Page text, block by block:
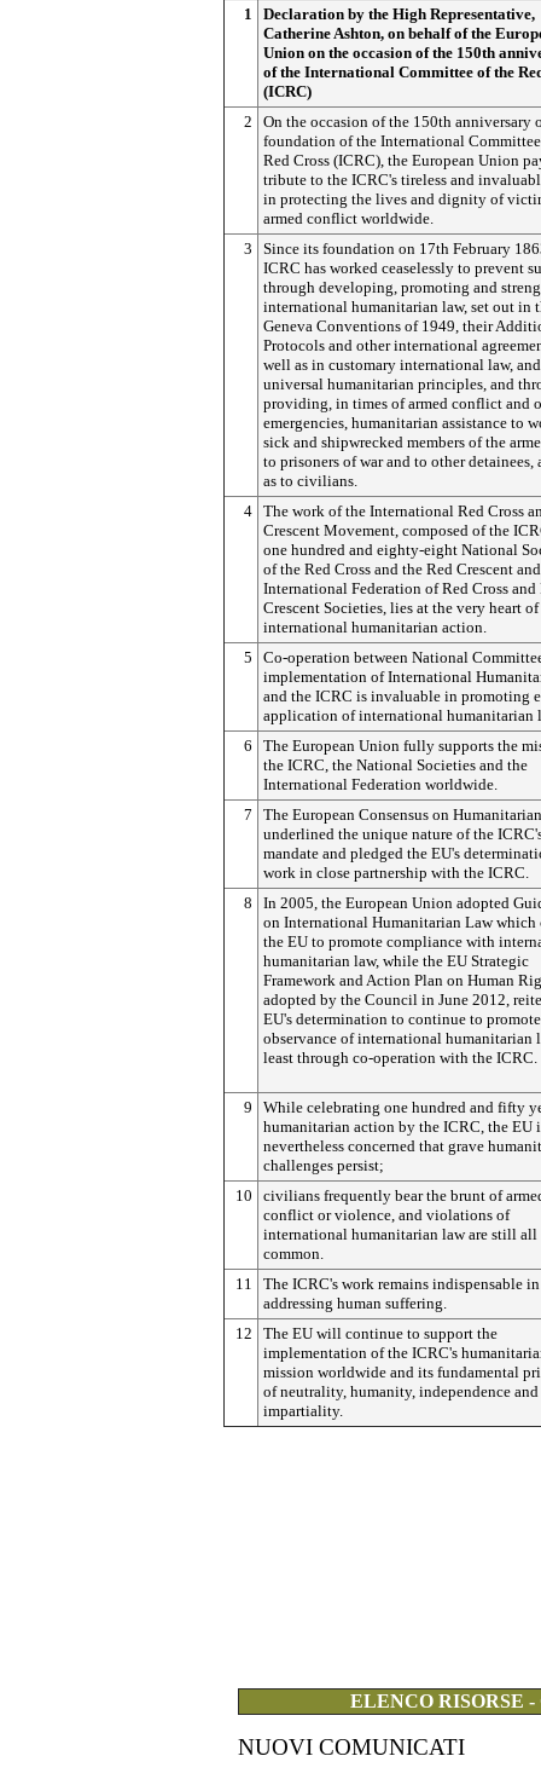
1
Declaration by the High Representative,
Catherine Ashton, on behalf of the
Union on the occasion of the 150th
of the International Committee of the
(ICRC)
2
On the occasion of the 150th anniversary
foundation of the International
Red Cross (ICRC), the European Union
tribute to the ICRC's tireless and
in protecting the lives and dignity of
armed conflict worldwide.
3
Since its foundation on 17th February
ICRC has worked ceaselessly to prevent
through developing, promoting and
international humanitarian law, set out in
Geneva Conventions of 1949, their
Protocols and other international
well as in customary international law, and
universal humanitarian principles, and
providing, in times of armed conflict and
emergencies, humanitarian assistance to
sick and shipwrecked members of the
to prisoners of war and to other detainees,
as to civilians.
4 The work of the International Red Cross
Crescent Movement, composed of the
one hundred and eighty-eight National
of the Red Cross and the Red Crescent
International Federation of Red Cross and
Crescent Societies, lies at the very heart of
international humanitarian action.
5
Co-operation between National
implementation of International
and the ICRC is invaluable in promoting
application of international humanitarian
6
The European Union fully supports the
the ICRC, the National Societies and the
International Federation worldwide.
7
The European Consensus on
underlined the unique nature of the
mandate and pledged the EU's
work in close partnership with the ICRC.
8
In 2005, the European Union adopted
on International Humanitarian Law which
the EU to promote compliance with
humanitarian law, while the EU Strategic
Framework and Action Plan on Human
adopted by the Council in June 2012,
EU's determination to continue to promote
observance of international humanitarian
least through co-operation with the ICRC.
9
While celebrating one hundred and fifty
humanitarian action by the ICRC, the EU
nevertheless concerned that grave
challenges persist;
10
civilians frequently bear the brunt of
conflict or violence, and violations of
international humanitarian law are still all
common.
11
The ICRC's work remains indispensable in
addressing human suffering.
12
The EU will continue to support the
implementation of the ICRC's
mission worldwide and its fundamental
of neutrality, humanity, independence and
impartiality.
ELENCO RISORSE
NUOVI COMUNICATI